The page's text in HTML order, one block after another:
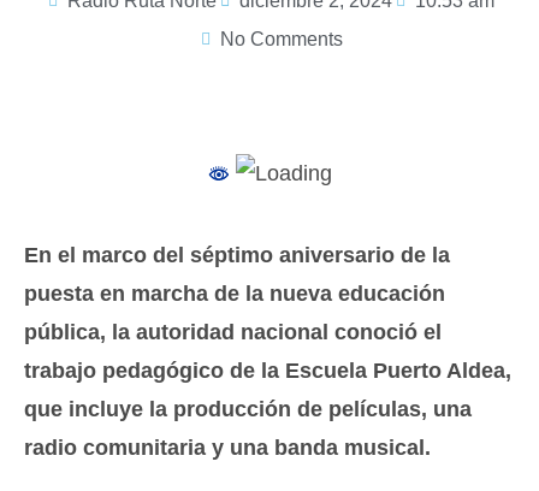
No Comments
En el marco del séptimo aniversario de la
puesta en marcha de la nueva educación
pública, la autoridad nacional conoció el
trabajo pedagógico de la Escuela Puerto Aldea,
que incluye la producción de películas, una
radio comunitaria y una banda musical.